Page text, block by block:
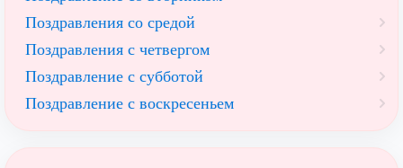
Поздравления со средой
Поздравления с четвергом
Поздравление с субботой
Поздравление с воскресеньем